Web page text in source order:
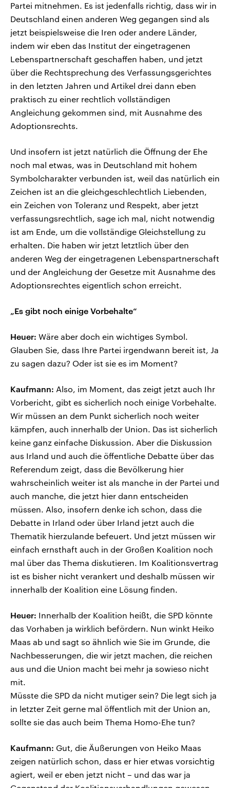
Partei mitnehmen. Es ist jedenfalls richtig, dass wir in
Deutschland einen anderen Weg gegangen sind als
jetzt beispielsweise die Iren oder andere Länder,
indem wir eben das Institut der eingetragenen
Lebenspartnerschaft geschaffen haben, und jetzt
über die Rechtsprechung des Verfassungsgerichtes
in den letzten Jahren und Artikel drei dann eben
praktisch zu einer rechtlich vollständigen
Angleichung gekommen sind, mit Ausnahme des
Adoptionsrechts.
Und insofern ist jetzt natürlich die Öffnung der Ehe
noch mal etwas, was in Deutschland mit hohem
Symbolcharakter verbunden ist, weil das natürlich ein
Zeichen ist an die gleichgeschlechtlich Liebenden,
ein Zeichen von Toleranz und Respekt, aber jetzt
verfassungsrechtlich, sage ich mal, nicht notwendig
ist am Ende, um die vollständige Gleichstellung zu
erhalten. Die haben wir jetzt letztlich über den
anderen Weg der eingetragenen Lebenspartnerschaft
und der Angleichung der Gesetze mit Ausnahme des
Adoptionsrechtes eigentlich schon erreicht.
„Es gibt noch einige Vorbehalte“
Heuer: Wäre aber doch ein wichtiges Symbol.
Glauben Sie, dass Ihre Partei irgendwann bereit ist, Ja
zu sagen dazu? Oder ist sie es im Moment?
Kaufmann: Also, im Moment, das zeigt jetzt auch Ihr
Vorbericht, gibt es sicherlich noch einige Vorbehalte.
Wir müssen an dem Punkt sicherlich noch weiter
kämpfen, auch innerhalb der Union. Das ist sicherlich
keine ganz einfache Diskussion. Aber die Diskussion
aus Irland und auch die öffentliche Debatte über das
Referendum zeigt, dass die Bevölkerung hier
wahrscheinlich weiter ist als manche in der Partei und
auch manche, die jetzt hier dann entscheiden
müssen. Also, insofern denke ich schon, dass die
Debatte in Irland oder über Irland jetzt auch die
Thematik hierzulande befeuert. Und jetzt müssen wir
einfach ernsthaft auch in der Großen Koalition noch
mal über das Thema diskutieren. Im Koalitionsvertrag
ist es bisher nicht verankert und deshalb müssen wir
innerhalb der Koalition eine Lösung finden.
Heuer: Innerhalb der Koalition heißt, die SPD könnte
das Vorhaben ja wirklich befördern. Nun winkt Heiko
Maas ab und sagt so ähnlich wie Sie im Grunde, die
Nachbesserungen, die wir jetzt machen, die reichen
aus und die Union macht bei mehr ja sowieso nicht
mit.
Müsste die SPD da nicht mutiger sein? Die legt sich ja
in letzter Zeit gerne mal öffentlich mit der Union an,
sollte sie das auch beim Thema Homo-Ehe tun?
Kaufmann: Gut, die Äußerungen von Heiko Maas
zeigen natürlich schon, dass er hier etwas vorsichtig
agiert, weil er eben jetzt nicht – und das war ja